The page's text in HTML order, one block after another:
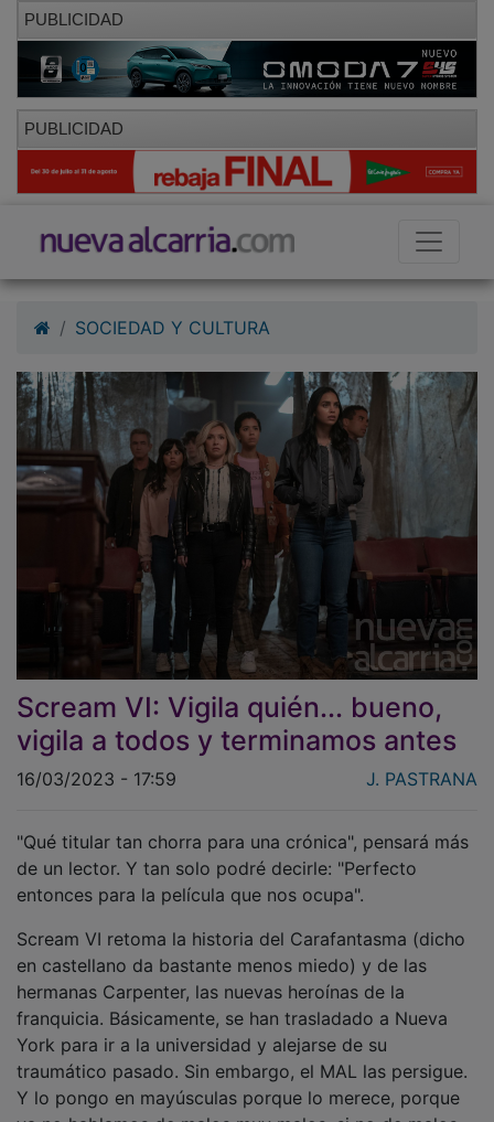
PUBLICIDAD
PUBLICIDAD
Scream VI: Vigila quién... bueno,
vigila a todos y terminamos antes
16/03/2023 - 17:59
de un lector. Y tan solo podré decirle: "Perfecto
entonces para la película que nos ocupa".
en castellano da bastante menos miedo) y de las
hermanas Carpenter, las nuevas heroínas de la
franquicia. Básicamente, se han trasladado a Nueva
York para ir a la universidad y alejarse de su
traumático pasado. Sin embargo, el MAL las persigue.
Y lo pongo en mayúsculas porque lo merece, porque
ya no hablamos de malos muy malos, si no de malos